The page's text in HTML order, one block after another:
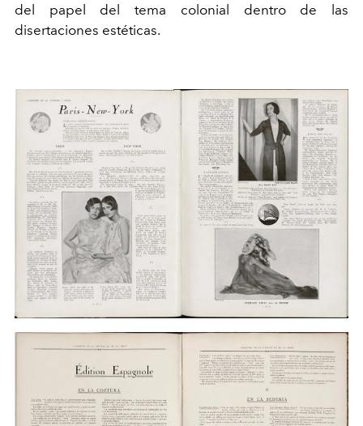
del papel del tema colonial dentro de las
disertaciones estéticas.